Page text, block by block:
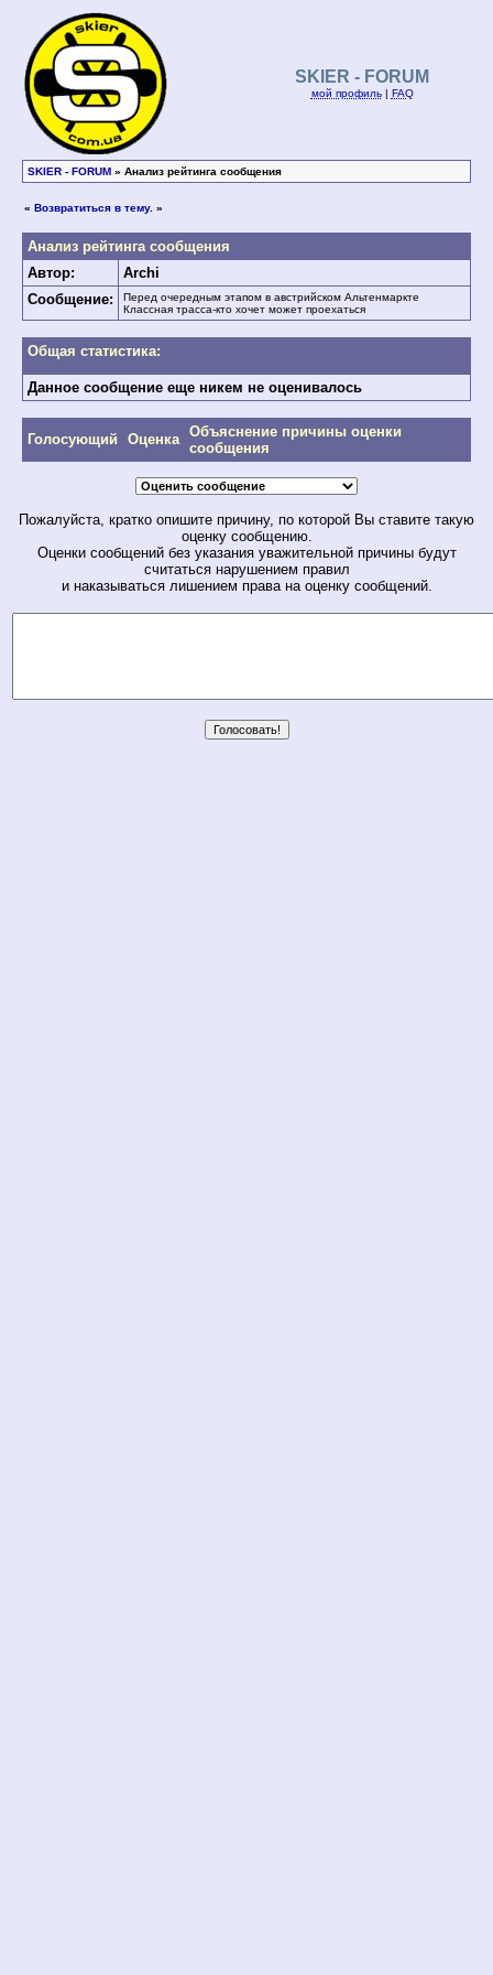
SKIER - FORUM
мой профиль| FAQ
SKIER - FORUM » Анализ рейтинга сообщения
« Возвратиться в тему. »
Анализ рейтинга сообщения
Автор:
Archi
Сообщение:
Перед очередным этапом в австрийском Альтенмаркте
Классная трасса-кто хочет может проехаться
Общая статистика:
Данное сообщение еще никем не оценивалось
Голосующий Оценка Объяснение причины оценки
сообщения
Пожалуйста, кратко опишите причину, по которой Вы ставите такую
оценку сообщению.
Оценки сообщений без указания уважительной причины будут
считаться нарушением правил
и наказываться лишением права на оценку сообщений.